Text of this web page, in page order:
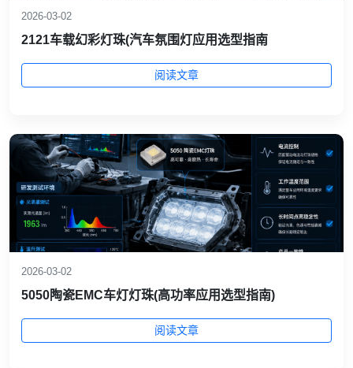
2026-03-02
2121车载幻彩灯珠(汽车氛围灯应用选型指南
阅读文章
2026-03-02
5050陶瓷EMC车灯灯珠(高功率应用选型指南)
阅读文章